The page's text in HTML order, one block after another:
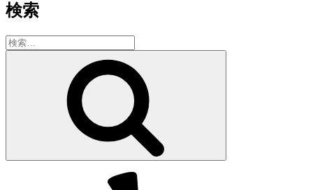
検索
検
索: